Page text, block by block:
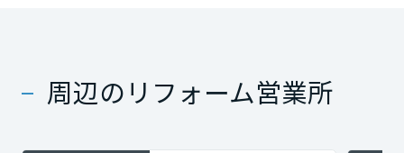
周辺のリフォーム営業所